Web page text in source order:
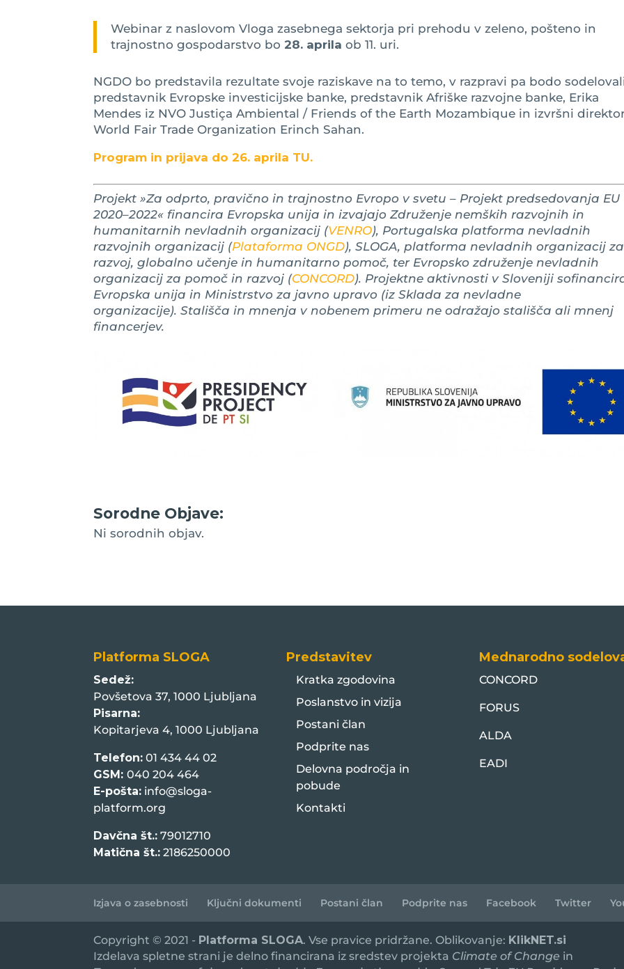
Webinar z naslovom Vloga zasebnega sektorja pri prehodu v zeleno, pošteno in
trajnostno gospodarstvo bo28. aprila ob 11. uri.
NGDO bo predstavila rezultate svoje raziskave na to temo, v razpravi pa bodo
predstavnik Evropske investicijske banke, predstavnik Afriške razvojne banke, Erika
Mendes iz NVO Justiça Ambiental / Friends of the Earth Mozambique in izvršni
World Fair Trade Organization Erinch Sahan.
Program in prijava do 26. aprila TU.
Projekt »Za odprto, pravično in trajnostno Evropo v svetu – Projekt predsedovanja EU
2020–2022« financira Evropska unija in izvajajo Združenje nemških razvojnih in
humanitarnih nevladnih organizacij (VENRO), Portugalska platforma nevladnih
razvojnih organizacij (Plataforma ONGD), SLOGA, platforma nevladnih organizacij za
razvoj, globalno učenje in humanitarno pomoč, ter Evropsko združenje nevladnih
organizacij za pomoč in razvoj (CONCORD). Projektne aktivnosti v Sloveniji
Evropska unija in Ministrstvo za javno upravo (iz Sklada za nevladne
organizacije). Stališča in mnenja v nobenem primeru ne odražajo stališča ali mnenj
financerjev.
Sorodne Objave:
Ni sorodnih objav.
Platforma SLOGA
Sedež:
Povšetova 37, 1000 Ljubljana
Pisarna:
Kopitarjeva 4, 1000 Ljubljana
Telefon: 01 434 44 02
GSM:040 204 464
E-pošta: info@sloga-
platform.org
Davčna št.: 79012710
Matična št.: 2186250000
Predstavitev
Kratka zgodovina
Poslanstvo in vizija
Postani član
Podprite nas
Delovna področja in
pobude
Kontakti
Mednarodno
CONCORD
FORUS
ALDA
EADI
Izjava o zasebnosti Ključni dokumenti Postani član Podprite nas Facebook Twitter
Copyright © 2021 - Platforma SLOGA. Vse pravice pridržane. Oblikovanje: KlikNET.si
Izdelava spletne strani je delno financirana iz sredstev projekta Climate of Change in